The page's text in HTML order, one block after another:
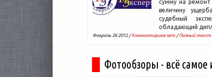
сумму на
величину
судебный
обладающий
Февраль 26 2012 /Комментариев нет /Полный текст
Фотообзоры - всё